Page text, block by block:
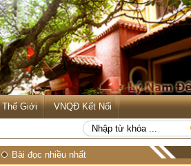
Thế Giới VNQĐ Kết Nối
Bài đọc nhiều nhất